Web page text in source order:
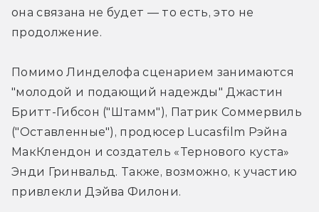
она связана не будет — то есть, это не
продолжение.
Помимо Линделофа сценарием занимаются
"молодой и подающий надежды" Джастин
Бритт-Гибсон ("Штамм"), Патрик Соммервиль
("Оставленные"), продюсер Lucasfilm Рэйна
МакКлендон и создатель «Тернового куста»
Энди Гринвальд. Также, возможно, к участию
привлекли Дэйва Филони.